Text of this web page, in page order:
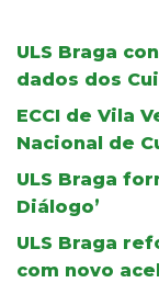
ULS Braga
dados dos
ECCI de Vila
Nacional de
ULS Braga
Diálogo’
ULS Braga
com novo